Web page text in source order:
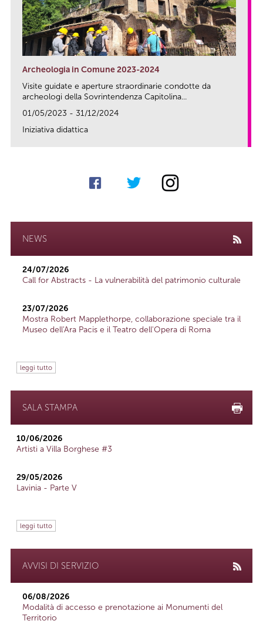
Archeologia in Comune 2023-2024
Visite guidate e aperture straordinarie condotte da
archeologi della Sovrintendenza Capitolina...
01/05/2023 - 31/12/2024
Iniziativa didattica
NEWS
24/07/2026
Call for Abstracts - La vulnerabilità del patrimonio culturale
23/07/2026
Mostra Robert Mapplethorpe, collaborazione speciale tra il
Museo dell'Ara Pacis e il Teatro dell'Opera di Roma
leggi tutto
SALA STAMPA
10/06/2026
Artisti a Villa Borghese #3
29/05/2026
Lavinia - Parte V
leggi tutto
AVVISI DI SERVIZIO
06/08/2026
Modalità di accesso e prenotazione ai Monumenti del
Territorio